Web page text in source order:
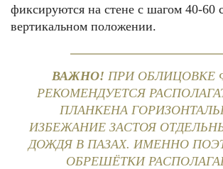
фиксируются на стене с шагом 40-60
вертикальном положении.
ВАЖНО! ПРИ ОБЛИЦОВКЕ
РЕКОМЕНДУЕТСЯ
ПЛАНКЕНА
ИЗБЕЖАНИЕ ЗАСТОЯ
ДОЖДЯ В ПАЗАХ. ИМЕННО
ОБРЕШЁТКИ